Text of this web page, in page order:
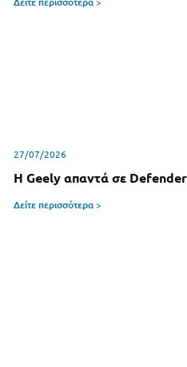
Δείτε περισσότερα >
27/07/2026
Η Geely απαντά σε
Δείτε περισσότερα >